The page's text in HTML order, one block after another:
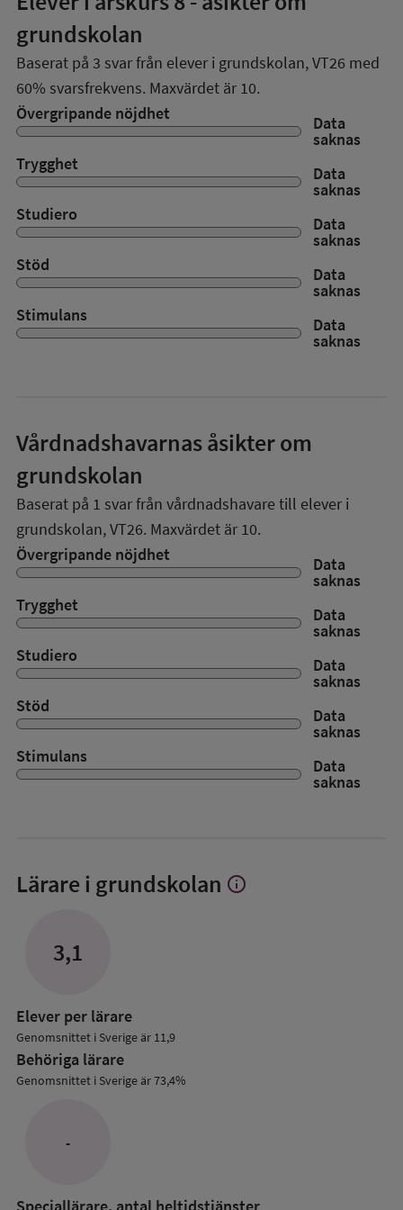
grundskolan
Baserat på 3 svar från elever i grundskolan,VT26 med
60% svarsfrekvens. Maxvärdet är 10.
Övergripande nöjdhet
Data
saknas
Trygghet
Data
saknas
Studiero
Data
saknas
Stöd
Data
saknas
Stimulans
Data
saknas
Vårdnadshavarnas åsikter om
grundskolan
Baserat på 1 svar från vårdnadshavare till elever i
grundskolan,VT26. Maxvärdet är 10.
Övergripande nöjdhet
Data
saknas
Trygghet
Data
saknas
Studiero
Data
saknas
Stöd
Data
saknas
Stimulans
Data
saknas
Lärare i grundskolan Visa
info
3,1
Elever per lärare
Genomsnittet i Sverige är 11,9
Behöriga lärare
Genomsnittet i Sverige är 73,4%
-